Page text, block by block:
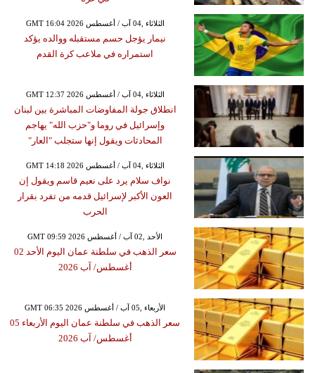
GMT 16:04 2026 الثلاثاء ,04 آب / أغسطس
نيمار يؤجل حسم مستقبله ووالده يؤكد
استمراره في ملاعب كرة القدم
GMT 12:37 2026 الثلاثاء ,04 آب / أغسطس
انطلاق جولة المفاوضات المباشرة بين لبنان
وإسرائيل في روما و"حزب الله" يهاجم
المحادثات ويقول إنها ستجلب "العار"
GMT 14:18 2026 الثلاثاء ,04 آب / أغسطس
نواف سلام يرد على نعيم قاسم ويقول إن
العون الأكبر لإسرائيل قدمه من تفرد بقرار
الحرب
GMT 09:59 2026 الأحد ,02 آب / أغسطس
سعر الذهب في سلطنة عمان اليوم الأحد 02
أغسطس/ آب 2026
GMT 06:35 2026 الأربعاء ,05 آب / أغسطس
سعر الذهب في سلطنة عمان اليوم الأربعاء 05
أغسطس/ آب 2026